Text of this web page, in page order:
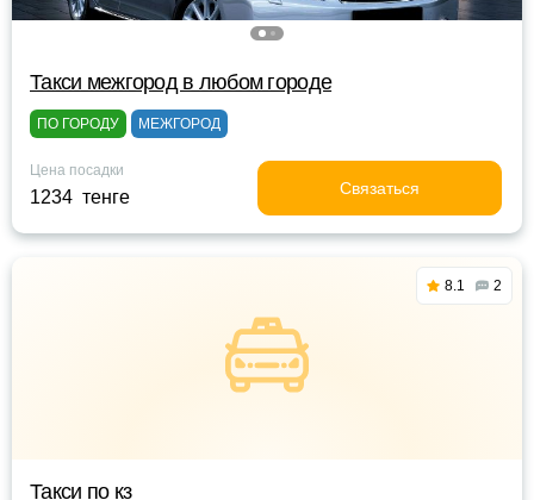
Такси межгород в любом городе
ПО ГОРОДУ МЕЖГОРОД
Цена посадки
1234 тенге Связаться
8.1 2
Такси по кз